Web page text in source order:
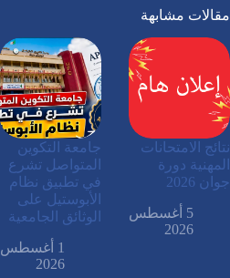
مقالات مشابهة
نتائج الامتحانات
المهنية دورة
جوان 2026
5 أغسطس
2026
جامعة التكوين
المتواصل تشرع
في تطبيق نظام
الأبوستيل على
الوثائق الجامعية
1 أغسطس
2026